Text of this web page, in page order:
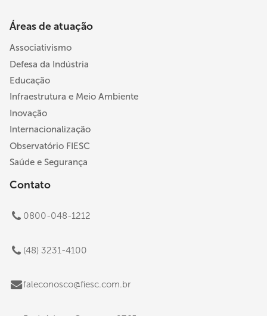
Áreas de atuação
Associativismo
Defesa da Indústria
Educação
Infraestrutura e Meio Ambiente
Inovação
Internacionalização
Observatório FIESC
Saúde e Segurança
Contato
0800-048-1212
(48) 3231-4100
faleconosco@fiesc.com.br